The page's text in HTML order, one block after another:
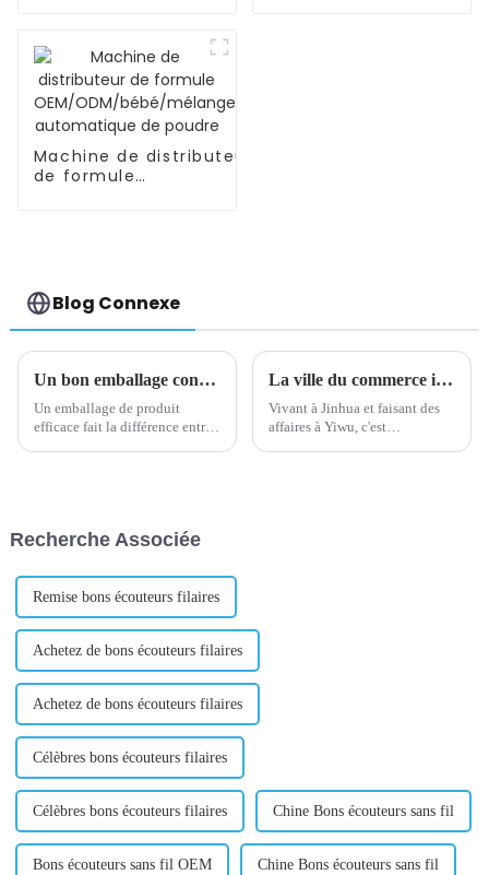
Machine de distributeur
de formule
Blog Connexe
Un bon emballage contribue à l'image de marque
Un emballage de produit
efficace fait la différence entre
mémorable sur un...
La ville du commerce international de Yiwu à l'américaine
Vivant à Jinhua et faisant des
affaires à Yiwu, c'est
Recherche Associée
Remise bons écouteurs filaires
Achetez de bons écouteurs filaires
Achetez de bons écouteurs filaires
Célèbres bons écouteurs filaires
Célèbres bons écouteurs filaires Chine Bons écouteurs sans fil
Bons écouteurs sans fil OEM Chine Bons écouteurs sans fil